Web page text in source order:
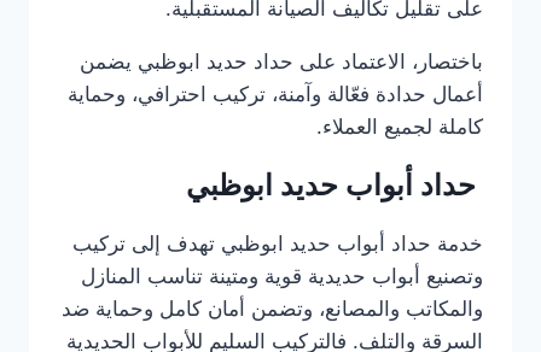
على تقليل تكاليف الصيانة المستقبلية.
باختصار، الاعتماد على حداد حديد ابوظبي يضمن
أعمال حدادة فعّالة وآمنة، تركيب احترافي، وحماية
كاملة لجميع العملاء.
حداد أبواب حديد ابوظبي
خدمة حداد أبواب حديد ابوظبي تهدف إلى تركيب
وتصنيع أبواب حديدية قوية ومتينة تناسب المنازل
والمكاتب والمصانع، وتضمن أمان كامل وحماية ضد
السرقة والتلف. فالتركيب السليم للأبواب الحديدية